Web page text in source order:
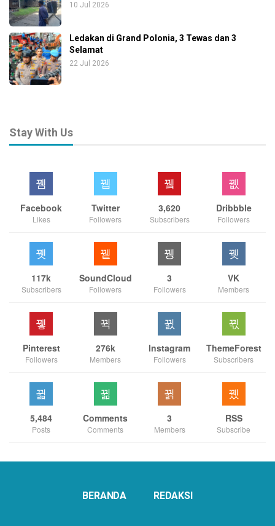
10 Jul 2026
Ledakan di Grand Polonia, 3 Tewas dan 3
Selamat
22 Jul 2026
Stay With Us
Facebook
Likes
Twitter
Followers
3,620
Subscribers
Dribbble
Followers
117k
Subscribers
SoundCloud
Followers
3
Followers
VK
Members
Pinterest
Followers
276k
Members
Instagram
Followers
ThemeForest
Subscribers
5,484
Posts
Comments
Comments
3
Members
RSS
Subscribe
BERANDA REDAKSI